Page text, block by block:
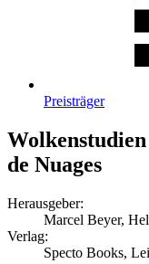
Preisträger
de Nuages
Herausgeber:
Marcel Beyer,
Verlag:
Specto Books,